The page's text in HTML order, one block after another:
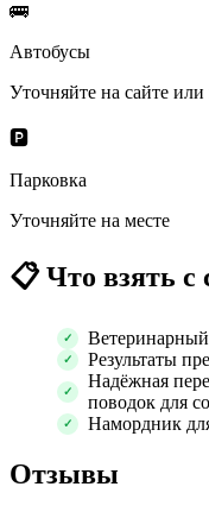
🚌
Автобусы
Уточняйте на сайте
🅿️
Парковка
Уточняйте на месте
📋Что взять с
Ветеринарный
Результаты
Надёжная
поводок для
Намордник
Отзывы